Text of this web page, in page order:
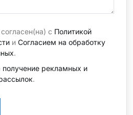
с Политикой
и Согласием на обработку
.
получение рекламных и
.